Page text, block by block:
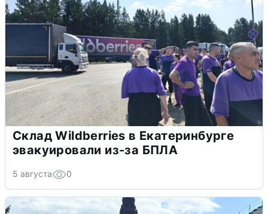
Склад Wildberries в Екатеринбурге
эвакуировали из-за БПЛА
5 августа 0